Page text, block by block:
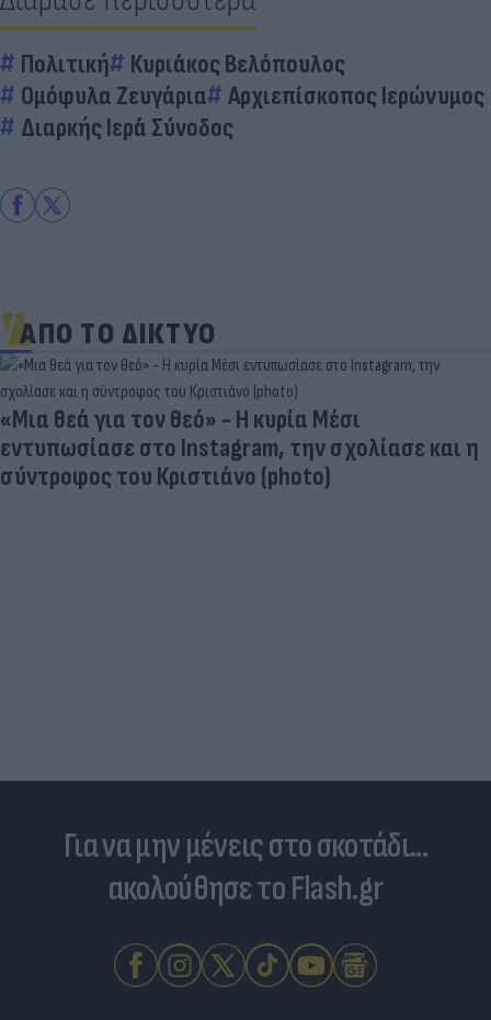
Πολιτική
Κυριάκος Βελόπουλος
Ομόφυλα Ζευγάρια
Αρχιεπίσκοπος Ιερώνυμος
Διαρκής Ιερά Σύνοδος
ΑΠΟ ΤΟ ΔΙΚΤΥΟ
Για να μην μένεις στο σκοτάδι...
ακολούθησε το Flash.gr